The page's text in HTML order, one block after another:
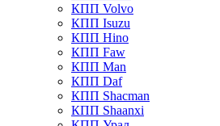
КПП Volvo
КПП Isuzu
КПП Hino
КПП Faw
КПП Man
КПП Daf
КПП Shacman
КПП Shaanxi